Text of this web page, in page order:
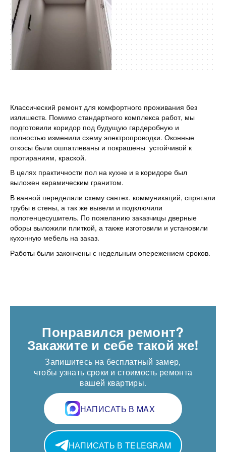
Классический ремонт для комфортного проживания без
излишеств. Помимо стандартного комплекса работ, мы
подготовили коридор под будущую гардеробную и
полностью изменили схему электропроводки. Оконные
откосы были ошпатлеваны и покрашены устойчивой к
протираниям, краской.
В целях практичности пол на кухне и в коридоре был
выложен керамическим гранитом.
В ванной переделали схему сантех. коммуникаций, спрятали
трубы в стены, а так же вывели и подключили
полотенцесушитель. По пожеланию заказчицы дверные
оборы выложили плиткой, а также изготовили и установили
кухонную мебель на заказ.
Работы были закончены с недельным опережением сроков.
Понравился ремонт?
Закажите и себе такой же!
Запишитесь на бесплатный замер,
чтобы узнать сроки и стоимость ремонта
вашей квартиры.
НАПИСАТЬ В MAX
НАПИСАТЬ В TELEGRAM